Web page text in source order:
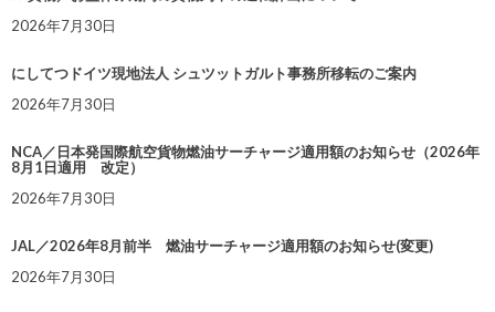
2026年7月30日
にしてつドイツ現地法人 シュツットガルト事務所移転のご案内
2026年7月30日
NCA／日本発国際航空貨物燃油サーチャージ適用額のお知らせ（2026年
8月1日適用 改定）
2026年7月30日
JAL／2026年8月前半 燃油サーチャージ適用額のお知らせ(変更)
2026年7月30日